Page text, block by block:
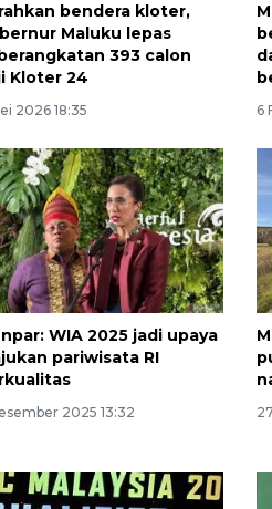
bendera kloter,
Maluku lepas
393 calon
Kloter 24
2026 18:35 6
WIA 2025 jadi upaya
pariwisata RI
2025 13:32